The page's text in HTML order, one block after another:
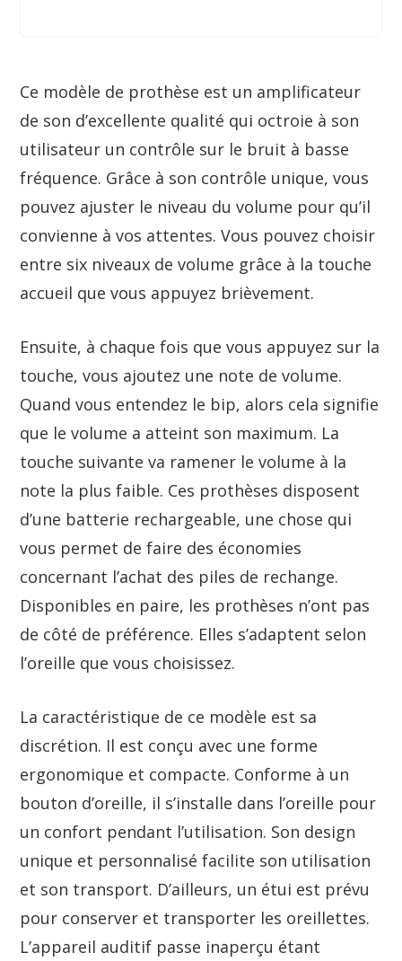
Ce modèle de prothèse est un amplificateur
de son d’excellente qualité qui octroie à son
utilisateur un contrôle sur le bruit à basse
fréquence. Grâce à son contrôle unique, vous
pouvez ajuster le niveau du volume pour qu’il
convienne à vos attentes. Vous pouvez choisir
entre six niveaux de volume grâce à la touche
accueil que vous appuyez brièvement.
Ensuite, à chaque fois que vous appuyez sur la
touche, vous ajoutez une note de volume.
Quand vous entendez le bip, alors cela signifie
que le volume a atteint son maximum. La
touche suivante va ramener le volume à la
note la plus faible. Ces prothèses disposent
d’une batterie rechargeable, une chose qui
vous permet de faire des économies
concernant l’achat des piles de rechange.
Disponibles en paire, les prothèses n’ont pas
de côté de préférence. Elles s’adaptent selon
l’oreille que vous choisissez.
La caractéristique de ce modèle est sa
discrétion. Il est conçu avec une forme
ergonomique et compacte. Conforme à un
bouton d’oreille, il s’installe dans l’oreille pour
un confort pendant l’utilisation. Son design
unique et personnalisé facilite son utilisation
et son transport. D’ailleurs, un étui est prévu
pour conserver et transporter les oreillettes.
L’appareil auditif passe inaperçu étant